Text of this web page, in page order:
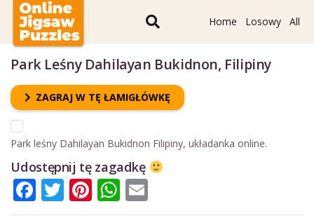
Home Losowy All
Park Leśny Dahilayan Bukidnon, Filipiny
ZAGRAJ W TĘ ŁAMIGŁÓWKĘ
Park leśny Dahilayan Bukidnon Filipiny, układanka online.
Udostępnij tę zagadkę
Facebook
Twitter
Pinterest
WhatsApp